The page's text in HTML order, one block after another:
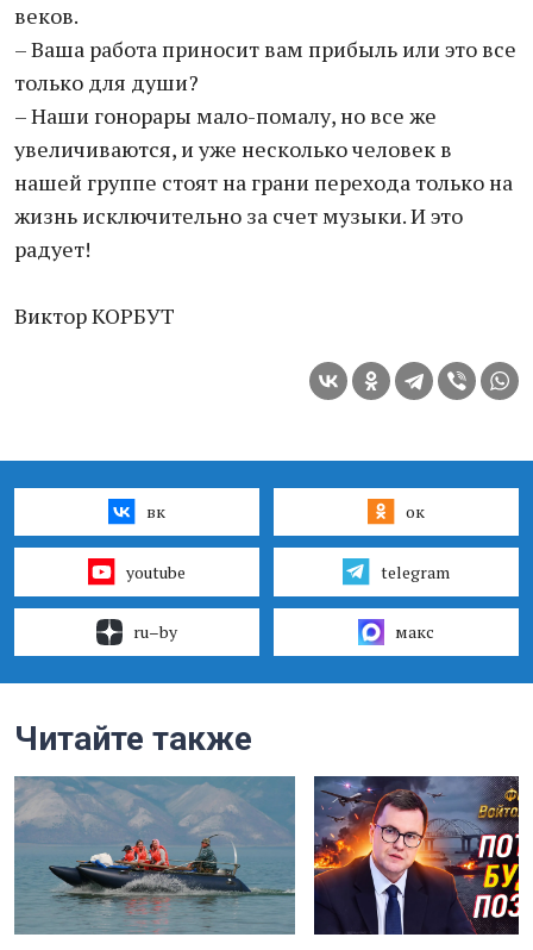
веков.
– Ваша работа приносит вам прибыль или это все
только для души?
– Наши гонорары мало-помалу, но все же
увеличиваются, и уже несколько человек в
нашей группе стоят на грани перехода только на
жизнь исключительно за счет музыки. И это
радует!
Виктор КОРБУТ
вк ок
youtube telegram
ru–by макс
Читайте также